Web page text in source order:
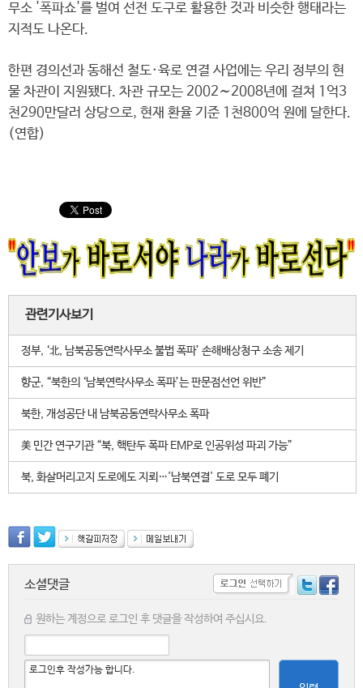
무소 '폭파쇼'를 벌여 선전 도구로 활용한 것과 비슷한 행태라는
지적도 나온다.
한편 경의선과 동해선 철도·육로 연결 사업에는 우리 정부의 현
물 차관이 지원됐다. 차관 규모는 2002∼2008년에 걸쳐 1억3
천290만달러 상당으로, 현재 환율 기준 1천800억 원에 달한다.
(연합)
관련기사보기
정부, ‘北, 남북공동연락사무소 불법 폭파’ 손해배상청구 소송 제기
향군, “북한의 ‘남북연락사무소 폭파’는 판문점선언 위반”
북한, 개성공단 내 남북공동연락사무소 폭파
美 민간 연구기관 “북, 핵탄두 폭파 EMP로 인공위성 파괴 가능”
북, 화살머리고지 도로에도 지뢰…'남북연결' 도로 모두 폐기
소셜댓글
원하는 계정으로 로그인 후 댓글을 작성하여 주십시요.